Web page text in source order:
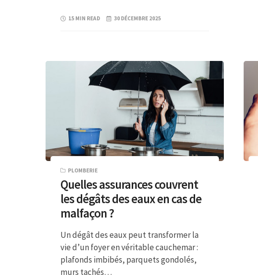
15 MIN READ 30 DÉCEMBRE 2025
PLOMBERIE
Quelles assurances couvrent
les dégâts des eaux en cas de
malfaçon ?
Un dégât des eaux peut transformer la
vie d’un foyer en véritable cauchemar :
plafonds imbibés, parquets gondolés,
murs tachés…